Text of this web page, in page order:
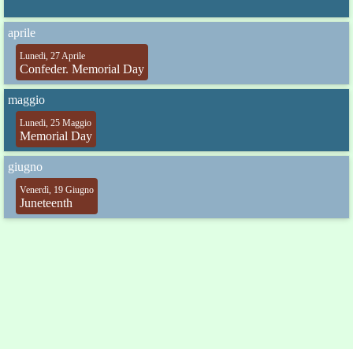
aprile
Lunedi, 27 Aprile
Confeder. Memorial Day
maggio
Lunedi, 25 Maggio
Memorial Day
giugno
Venerdì, 19 Giugno
Juneteenth